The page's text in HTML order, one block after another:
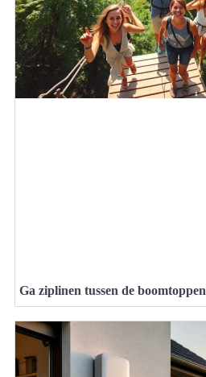
Ga ziplinen tussen de boomtoppen